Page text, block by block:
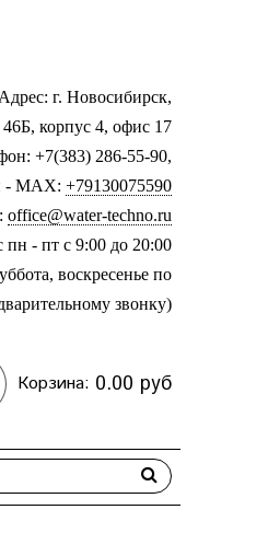
Адрес: г. Новосибирск,
корпус 4, офис 17
+7(383) 286-55-90,
- MAX: +79130075590
office@water-techno.ru
пн - пт с 9:00 до 20:00
воскресенье по
звонку)
Корзина: 0.00 руб